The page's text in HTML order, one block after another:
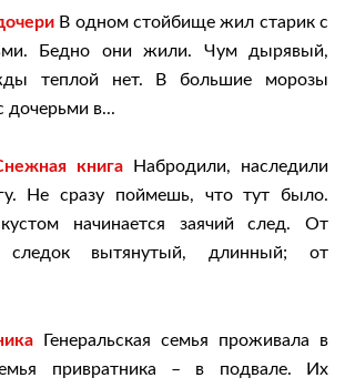
В одном стойбище жил старик с
Бедно они жили. Чум дырявый,
теплой нет. В большие морозы
дочерьми в...
книга Набродили, наследили
Не сразу поймешь, что тут было.
начинается заячий след. От
вытянутый, длинный; от
Генеральская семья проживала в
привратника – в подвале. Их